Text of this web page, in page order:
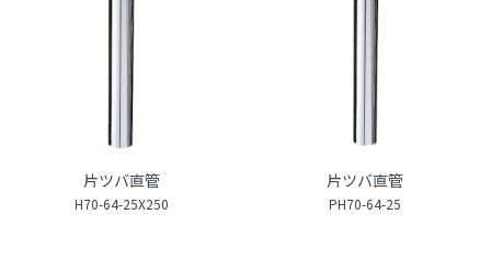
片ツバ直管
H70-64-25X250
片ツバ直管
PH70-64-25